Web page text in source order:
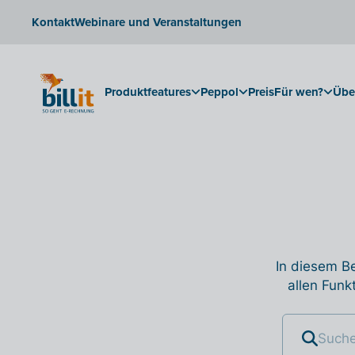
KontaktWebinare und Veranstaltungen
Produktfeatures Peppol PreisFür wen?
In diesem
allen